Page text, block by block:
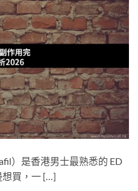
）是香港男士最熟悉的 ED
想買，一 […]